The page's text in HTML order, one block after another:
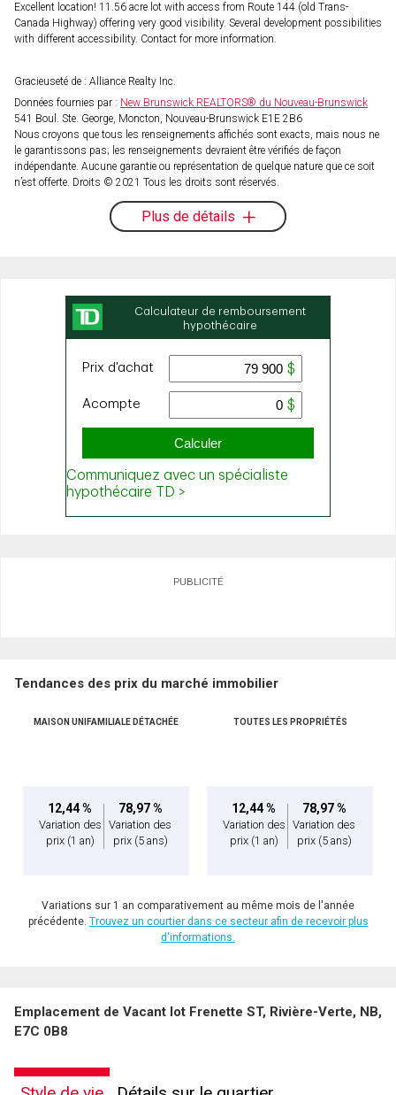
Excellent location! 11.56 acre lot with access from Route 144 (old Trans-
Canada Highway) offering very good visibility. Several development possibilities
with different accessibility. Contact for more information.
Gracieuseté de : Alliance Realty Inc.
Données fournies par : New Brunswick REALTORS® du Nouveau-Brunswick
541 Boul. Ste. George, Moncton, Nouveau-Brunswick E1E 2B6
Nous croyons que tous les renseignements affichés sont exacts, mais nous ne
le garantissons pas; les renseignements devraient être vérifiés de façon
indépendante. Aucune garantie ou représentation de quelque nature que ce soit
n’est offerte. Droits © 2021 Tous les droits sont réservés.
Plus de détails
PUBLICITÉ
Tendances des prix du marché immobilier
MAISON UNIFAMILIALE DÉTACHÉE
12,44 %
Variation des
prix (1 an)
78,97 %
Variation des
prix (5 ans)
TOUTES LES PROPRIÉTÉS
12,44 %
Variation des
prix (1 an)
78,97 %
Variation des
prix (5 ans)
Variations sur 1 an comparativement au même mois de l'année
précédente. Trouvez un courtier dans ce secteur afin de recevoir plus
d'informations.
Emplacement de Vacant lot Frenette ST, Rivière-Verte, NB,
E7C 0B8